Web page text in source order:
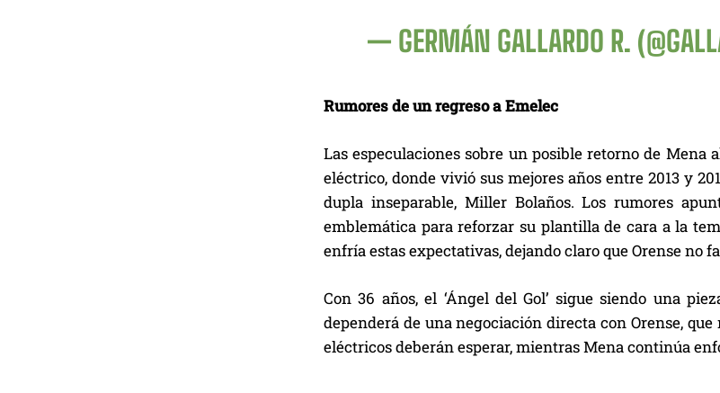
— GERMÁN GALLARDO R.
Rumores de un regreso a Emelec
Las especulaciones sobre un posible retorno de
eléctrico, donde vivió sus mejores años entre 2013 y
dupla inseparable, Miller Bolaños. Los rumores
emblemática para reforzar su plantilla de cara a la
enfría estas expectativas, dejando claro que Orense no
Con 36 años, el ‘Ángel del Gol’ sigue siendo una
dependerá de una negociación directa con Orense,
eléctricos deberán esperar, mientras Mena continúa